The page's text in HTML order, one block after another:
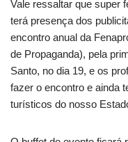
Vale ressaltar que super
terá presença dos
encontro anual da
de Propaganda), pela
Santo, no dia 19, e os
fazer o encontro e ainda
turísticos do nosso